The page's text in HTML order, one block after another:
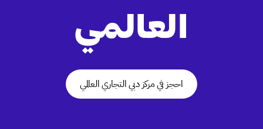
العالمي
احجز في مركز دبي التجاري العالمي